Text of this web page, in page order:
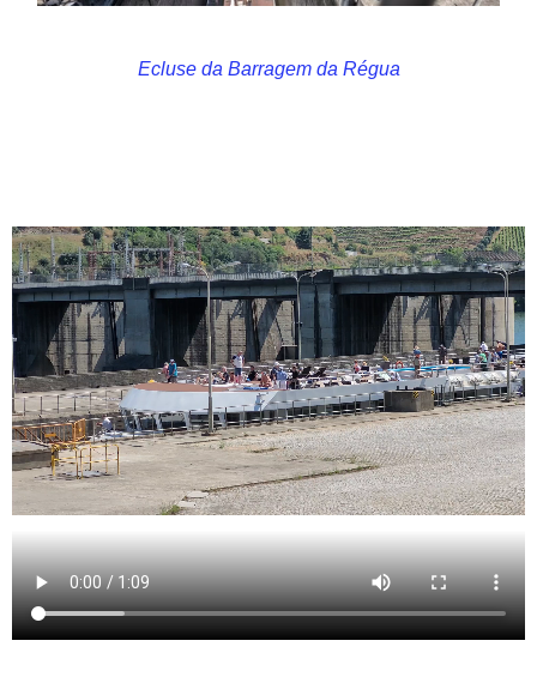
Ecluse da Barragem da Régua